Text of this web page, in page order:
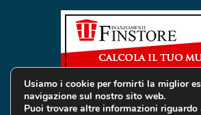
Usiamo i cookie per fornirti la miglior
navigazione sul nostro sito web.
Puoi trovare altre informazioni